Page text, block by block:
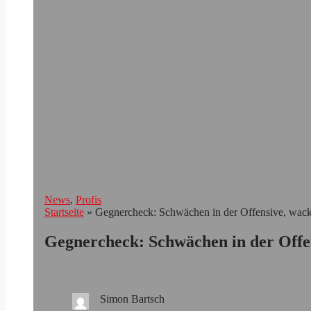
News, Profis
Startseite » Gegnercheck: Schwächen in der Offensive,
Gegnercheck: Schwächen in der
Simon Bartsch